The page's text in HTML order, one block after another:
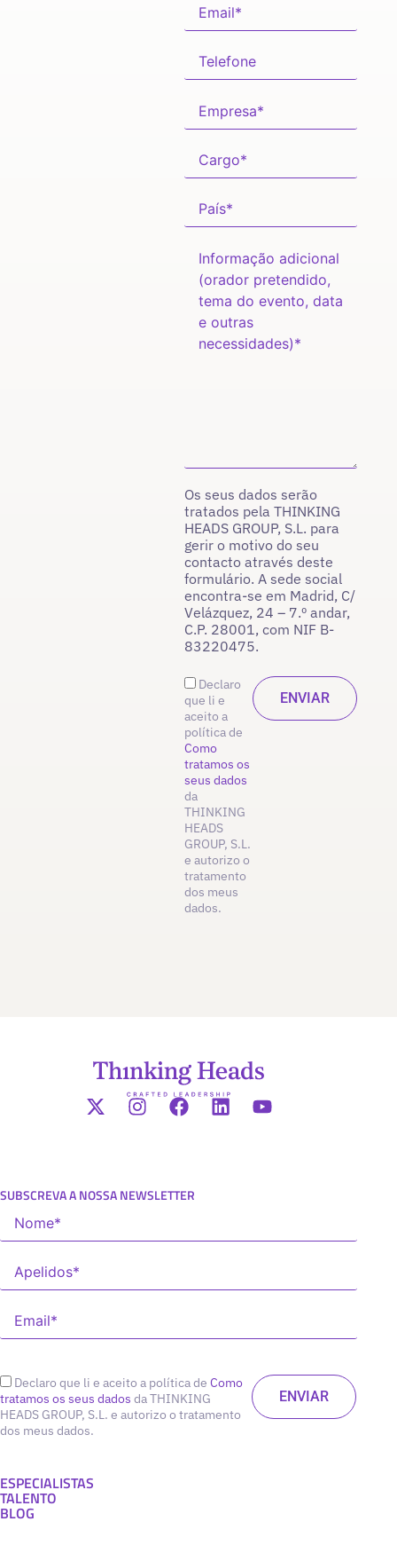
Os seus dados serão
tratados pela THINKING
HEADS GROUP, S.L. para
gerir o motivo do seu
contacto através deste
formulário. A sede social
encontra-se em Madrid, C/
Velázquez, 24 – 7.º andar,
C.P. 28001, com NIF B-
83220475.
Declaro
que li e
aceito a
política de
Como
tratamos os
seus dados
da
THINKING
HEADS
GROUP, S.L.
e autorizo o
tratamento
dos meus
dados.
SUBSCREVA A NOSSA NEWSLETTER
Declaro que li e aceito a política de Como
tratamos os seus dados da THINKING
HEADS GROUP, S.L. e autorizo o tratamento
dos meus dados.
ESPECIALISTAS
TALENTO
BLOG